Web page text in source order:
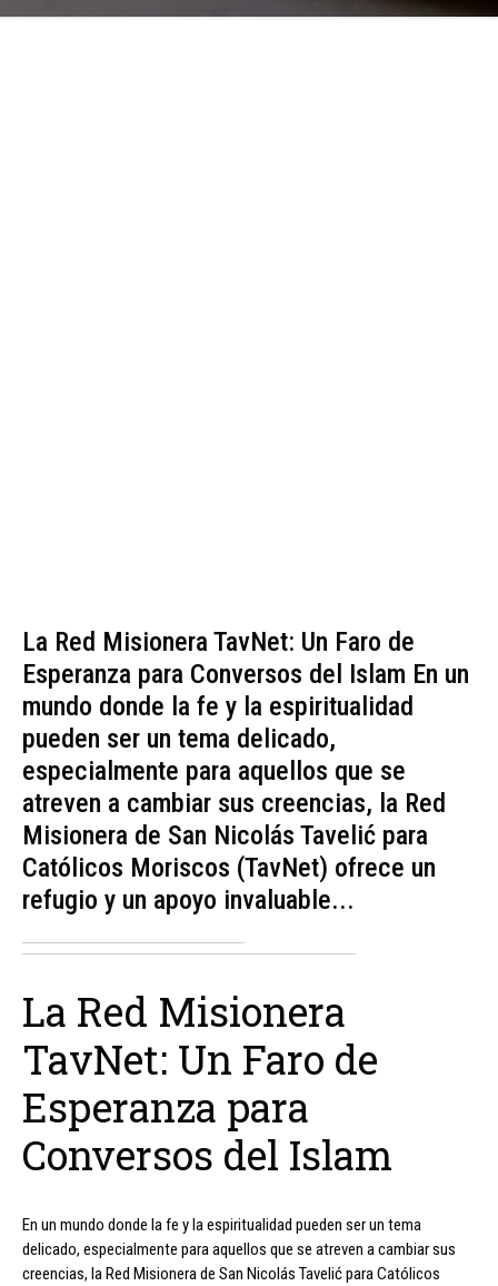
La Red Misionera TavNet: Un Faro de
Esperanza para Conversos del Islam En un
mundo donde la fe y la espiritualidad
pueden ser un tema delicado,
especialmente para aquellos que se
atreven a cambiar sus creencias, la Red
Misionera de San Nicolás Tavelić para
Católicos Moriscos (TavNet) ofrece un
refugio y un apoyo invaluable...
La Red Misionera
TavNet: Un Faro de
Esperanza para
Conversos del Islam
En un mundo donde la fe y la espiritualidad pueden ser un tema
delicado, especialmente para aquellos que se atreven a cambiar sus
creencias, la Red Misionera de San Nicolás Tavelić para Católicos